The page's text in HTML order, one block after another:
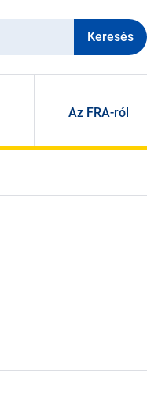
Az FRA-ról